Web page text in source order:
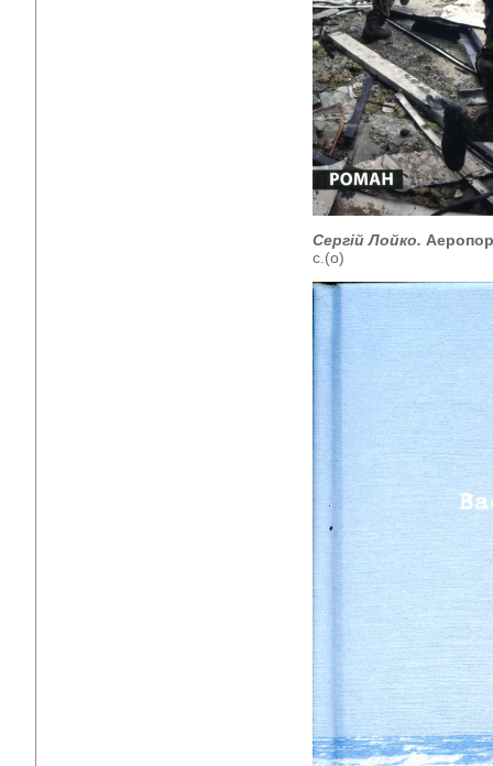
Сергій Лойко.
с.(о)